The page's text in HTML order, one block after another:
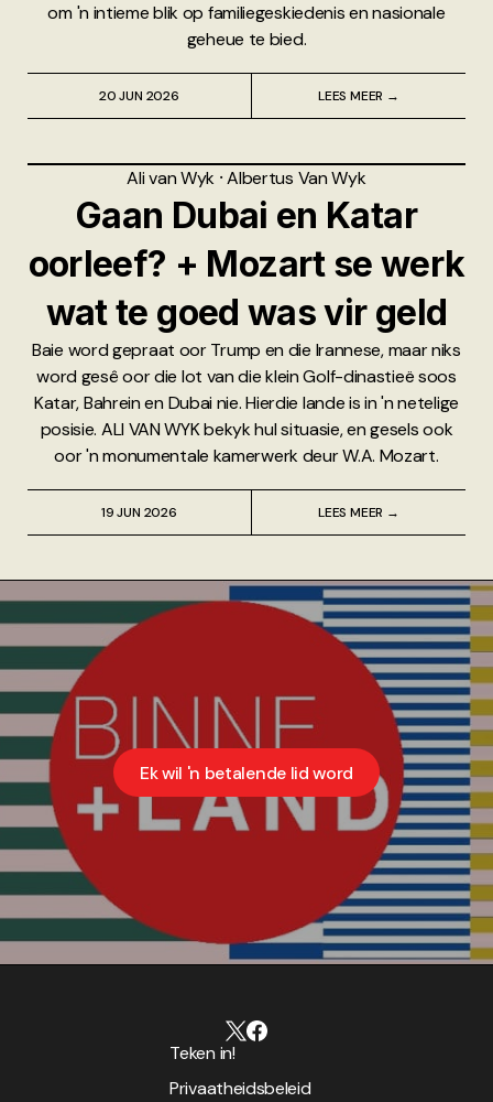
om 'n intieme blik op familiegeskiedenis en nasionale
geheue te bied.
20 JUN 2026 LEES MEER →
Ali van Wyk ⸱Albertus Van Wyk
Gaan Dubai en Katar
oorleef? + Mozart se werk
wat te goed was vir geld
Baie word gepraat oor Trump en die Irannese, maar niks
word gesê oor die lot van die klein Golf-dinastieë soos
Katar, Bahrein en Dubai nie. Hierdie lande is in 'n netelige
posisie. ALI VAN WYK bekyk hul situasie, en gesels ook
oor 'n monumentale kamerwerk deur W.A. Mozart.
19 JUN 2026 LEES MEER →
Ek wil 'n betalende lid word
Teken in!
Privaatheidsbeleid